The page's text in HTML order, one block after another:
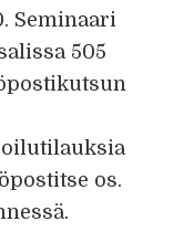
Seminaari
505
os.